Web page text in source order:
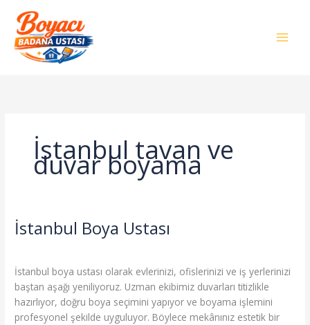
İstanbul tavan ve
duvar boyama
İstanbul Boya Ustası
İstanbul boya ustası olarak evlerinizi, ofislerinizi ve iş yerlerinizi
baştan aşağı yeniliyoruz. Uzman ekibimiz duvarları titizlikle
hazırlıyor, doğru boya seçimini yapıyor ve boyama işlemini
profesyonel şekilde uyguluyor. Böylece mekânınız estetik bir
İstanbul